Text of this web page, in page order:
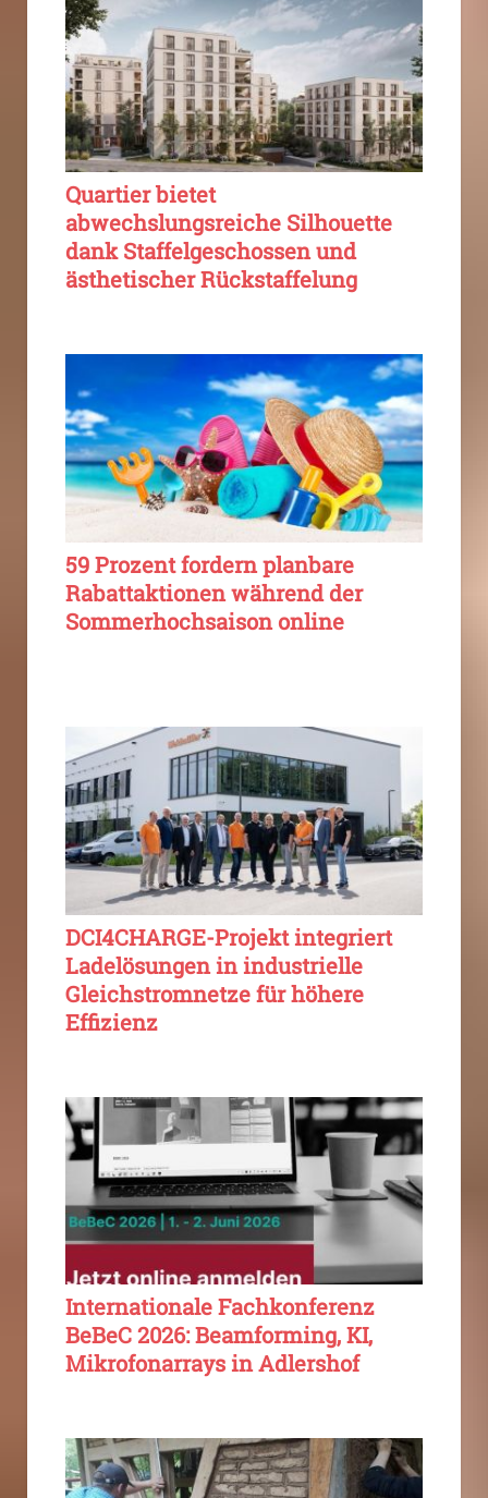
Quartier bietet
abwechslungsreiche Silhouette
dank Staffelgeschossen und
ästhetischer Rückstaffelung
59 Prozent fordern planbare
Rabattaktionen während der
Sommerhochsaison online
DCI4CHARGE-Projekt integriert
Ladelösungen in industrielle
Gleichstromnetze für höhere
Effizienz
Internationale Fachkonferenz
BeBeC 2026: Beamforming, KI,
Mikrofonarrays in Adlershof